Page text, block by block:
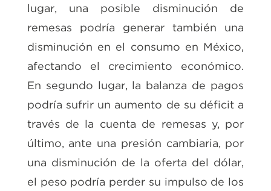
lugar, una posible disminución de
remesas podría generar también una
disminución en el consumo en México,
afectando el crecimiento económico.
En segundo lugar, la balanza de pagos
podría sufrir un aumento de su déficit a
través de la cuenta de remesas y, por
último, ante una presión cambiaria, por
una disminución de la oferta del dólar,
el peso podría perder su impulso de los